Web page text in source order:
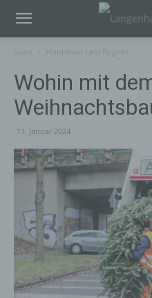
Wohin mit
11. Januar 2024